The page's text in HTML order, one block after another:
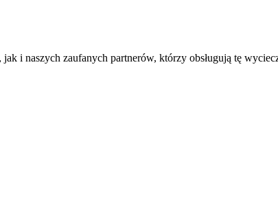
i naszych zaufanych partnerów, którzy obsługują tę